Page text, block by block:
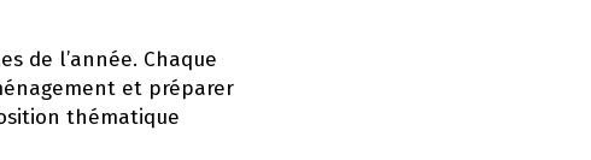
de l’année. Chaque
et préparer
thématique